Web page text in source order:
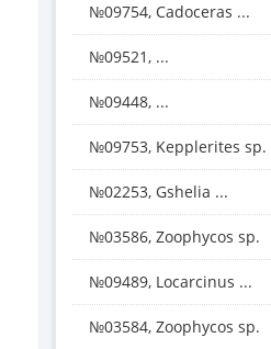
№09754, Cadoceras ...
№09521, ...
№09448, ...
№09753, Kepplerites sp.
№02253, Gshelia ...
№03586, Zoophycos sp.
№09489, Locarcinus ...
№03584, Zoophycos sp.